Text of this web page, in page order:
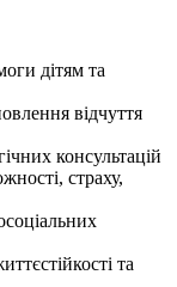
дітям та
відчуття
консультацій
страху,
та